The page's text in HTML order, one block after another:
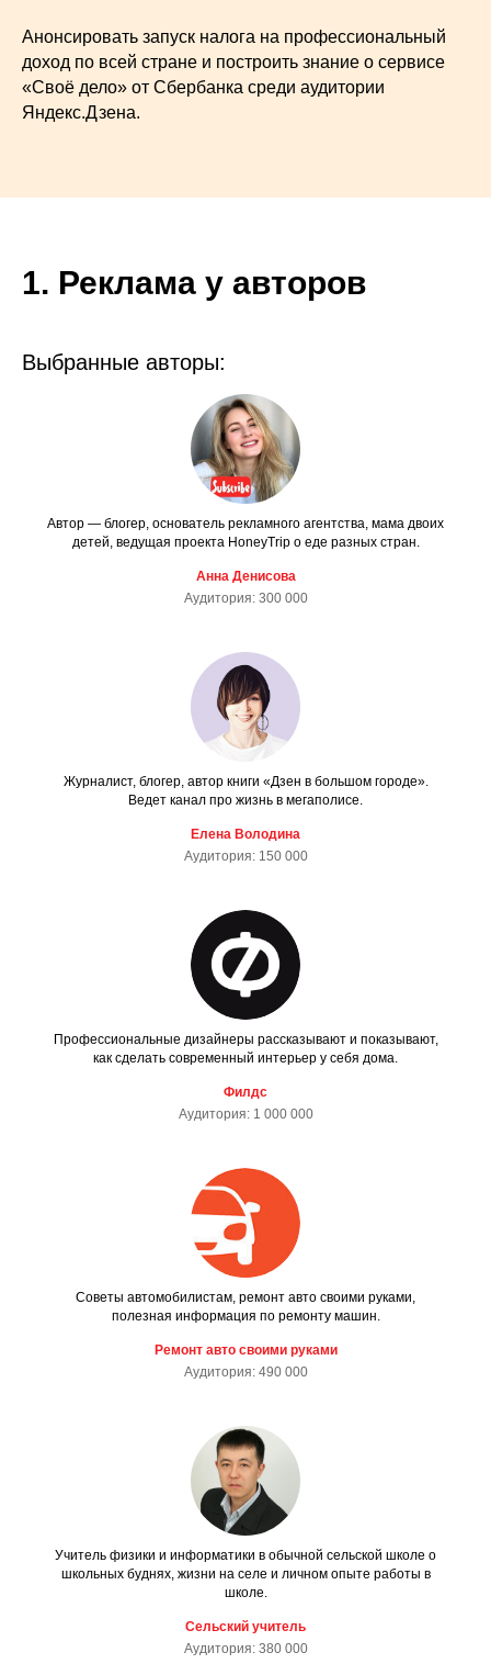
Анонсировать запуск налога на профессиональный
доход по всей стране и построить знание о сервисе
«Своё дело» от Сбербанка среди аудитории
Яндекс.Дзена.
1. Реклама у авторов
Выбранные авторы:
Автор — блогер, основатель рекламного агентства, мама двоих
детей, ведущая проекта HoneyTrip о еде разных стран.
Анна Денисова
Аудитория: 300 000
Журналист, блогер, автор книги «Дзен в большом городе».
Ведет канал про жизнь в мегаполисе.
Елена Володина
Аудитория: 150 000
Профессиональные дизайнеры рассказывают и показывают,
как сделать современный интерьер у себя дома.
Филдс
Аудитория: 1 000 000
Советы автомобилистам, ремонт авто своими руками,
полезная информация по ремонту машин.
Ремонт авто своими руками
Аудитория: 490 000
Учитель физики и информатики в обычной сельской школе о
школьных буднях, жизни на селе и личном опыте работы в
школе.
Сельский учитель
Аудитория: 380 000